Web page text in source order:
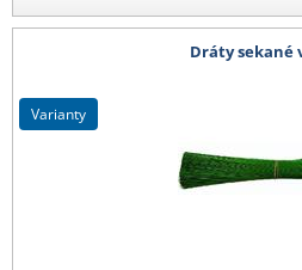
Dráty sekané
varianty